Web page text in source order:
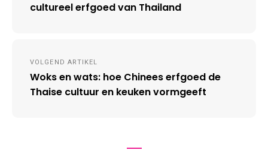
cultureel erfgoed van Thailand
VOLGEND ARTIKEL
Woks en wats: hoe Chinees erfgoed de
Thaise cultuur en keuken vormgeeft